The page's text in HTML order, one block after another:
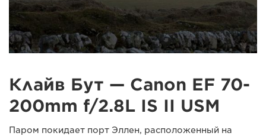
Клайв Бут — Canon EF 70-
200mm f/2.8L IS II USM
Паром покидает порт Эллен, расположенный на